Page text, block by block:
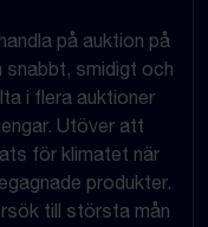
på auktion på
snabbt, smidigt och
i flera auktioner
Utöver att
för klimatet när
produkter.
till största mån